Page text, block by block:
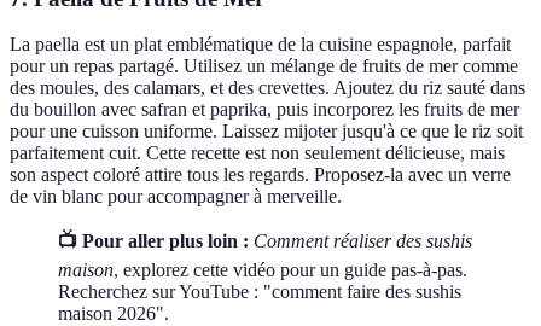
La paella est un plat emblématique de la cuisine espagnole, parfait
pour un repas partagé. Utilisez un mélange de fruits de mer comme
des moules, des calamars, et des crevettes. Ajoutez du riz sauté dans
du bouillon avec safran et paprika, puis incorporez les fruits de mer
pour une cuisson uniforme. Laissez mijoter jusqu'à ce que le riz soit
parfaitement cuit. Cette recette est non seulement délicieuse, mais
son aspect coloré attire tous les regards. Proposez-la avec un verre
de vin blanc pour accompagner à merveille.
📺 Pour aller plus loin : Comment réaliser des sushis
maison, explorez cette vidéo pour un guide pas-à-pas.
Recherchez sur YouTube : "comment faire des sushis
maison 2026".